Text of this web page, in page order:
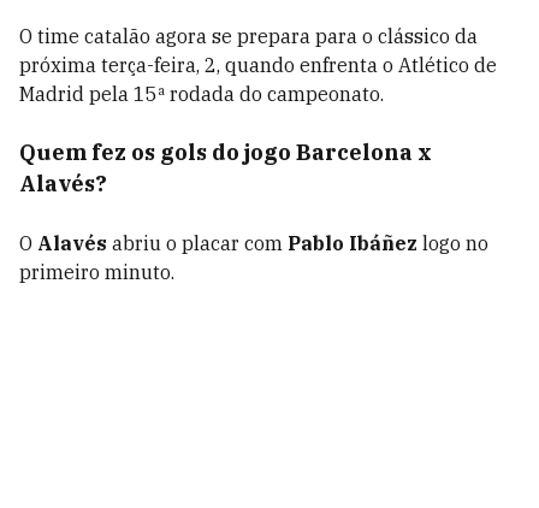
O time catalão agora se prepara para o clássico da
próxima terça-feira, 2, quando enfrenta o Atlético de
Madrid pela 15ª rodada do campeonato.
Quem fez os gols do jogo Barcelona x
Alavés?
O Alavés abriu o placar com Pablo Ibáñez logo no
primeiro minuto.